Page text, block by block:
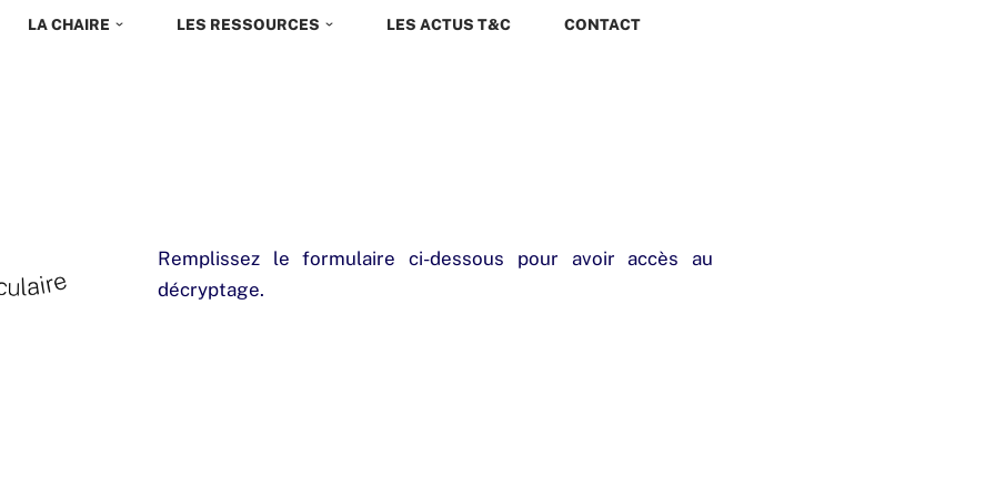
LA CHAIRE LES RESSOURCES LES ACTUS T&C CONTACT
Remplissez le formulaire ci-dessous pour avoir accès au
décryptage.